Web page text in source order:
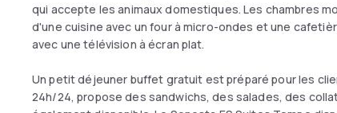
qui accepte les animaux domestiques. Les chambres
d'une cuisine avec un four à micro-ondes et une
avec une télévision à écran plat.
Un petit déjeuner buffet gratuit est préparé pour les
24h/24, propose des sandwichs, des salades, des